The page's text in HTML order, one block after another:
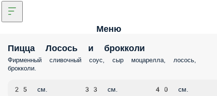
Меню
Пицца Лосось и брокколи
Фирменный сливочный соус, сыр моцарелла, лосось, брокколи.